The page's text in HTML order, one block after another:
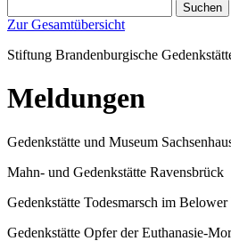
Suchen
Zur Gesamtübersicht
Stiftung Brandenburgische
Meldungen
Gedenkstätte und Museum
Mahn- und Gedenkstätte Ravensbrück
Gedenkstätte Todesmarsch im Belower
Gedenkstätte Opfer der Euthanasie-